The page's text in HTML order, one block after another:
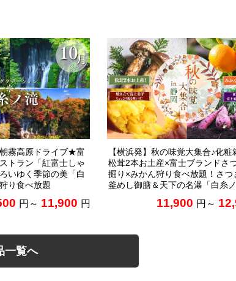
朝霧高原ドライブ★富
トラン「紅富士しゃ
いゆく季節の美「白
り食べ放題
円～ 11,900 円
【横浜発】秋の味覚大集合♪化粧
松茸2本お土産×富士ブランドさ
掘り×みかん狩り食べ放題！さつ
釜めし御膳＆天下の名瀑「白糸ノ
11,900 円～
一覧へ